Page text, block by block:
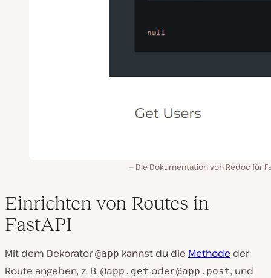
Die Dokumentation von Redoc für
Einrichten von Routes in
FastAPI
Mit dem Dekorator@app kannst du die Methode der
Route angeben, z. B. @app.get oder@app.post, und